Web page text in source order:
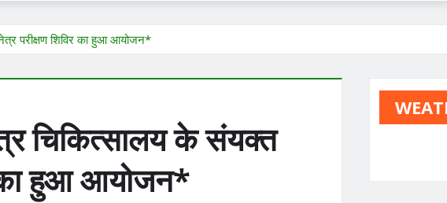
परीक्षण शिविर का हुआ आयोजन*
चिकित्सालय के संयक्त
का हुआ आयोजन*